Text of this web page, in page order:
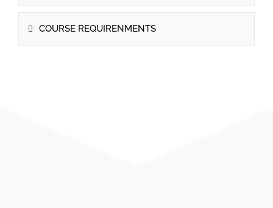
COURSE REQUIRENMENTS